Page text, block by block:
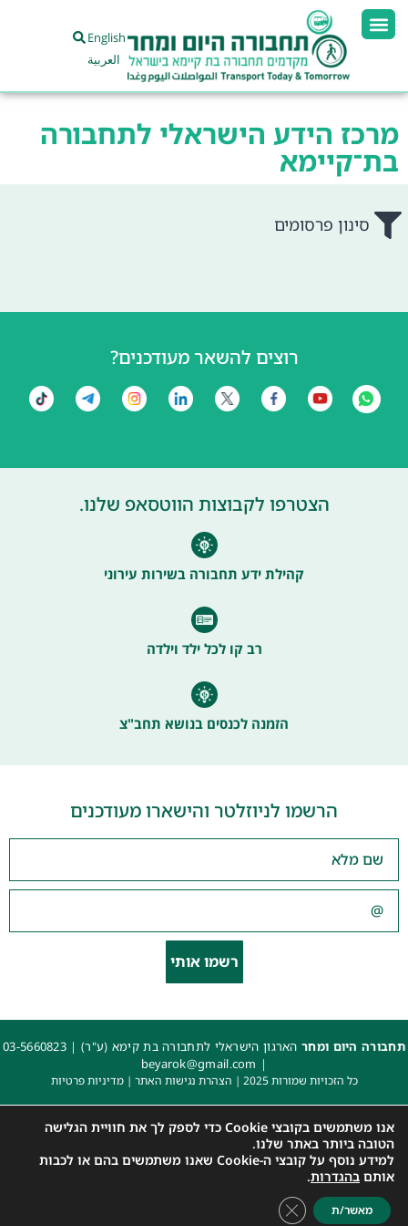
English
العربية
מרכז הידע הישראלי לתחבורה
בת־קיימא
סינון פרסומים
רוצים להשאר מעודכנים?
הצטרפו לקבוצות הווטסאפ שלנו.
קהילת ידע תחבורה בשירות עירוני
רב קו לכל ילד וילדה
הזמנה לכנסים בנושא תחב"צ
הרשמו לניוזלטר והישארו מעודכנים
רשמו אותי
תחבורה היום ומחרהארגון הישראלי לתחבורה בת קימא (ע"ר) | 03-5660823
|
beyarok@gmail.com
כל הזכויות שמורות 2025 | הצהרת נגישות האתר |מדיניות פרטיות
אנו משתמשים בקובצי Cookie כדי לספק לך את חוויית הגלישה
הטובה ביותר באתר שלנו.
למידע נוסף על קובצי ה-Cookie שאנו משתמשים בהם או לכבות
אותם בהגדרות.
מאשר/ת Close GDPR Cookie Banner